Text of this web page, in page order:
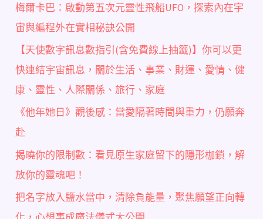
梅爾卡巴：啟動第五次元靈性飛船UFO，探索內在宇
宙與編程外在實相秘訣公開
【天使數字訊息數指引(含免費線上抽籤)】你可以更
快連結宇宙訊息，關於生活、事業、財運、愛情、健
康、靈性、人際關係、旅行、家庭
《他年她日》觀後感：當愛隔著時間與重力，仍願奔
赴
揭曉你的限制數：看見原生家庭留下的隱形枷鎖，解
放你的靈魂吧！
把名字放入鹽水當中，清除負能量，聚焦願望正向轉